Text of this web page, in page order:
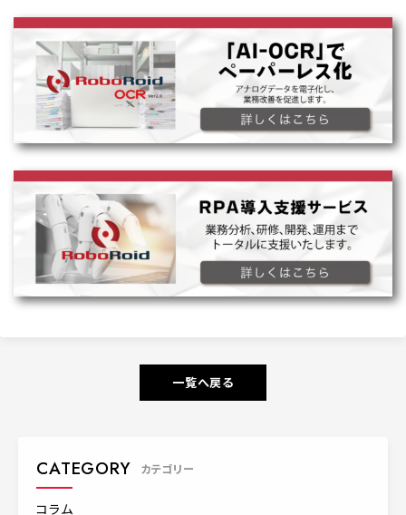
一覧へ戻る
CATEGORY カテゴリー
コラム